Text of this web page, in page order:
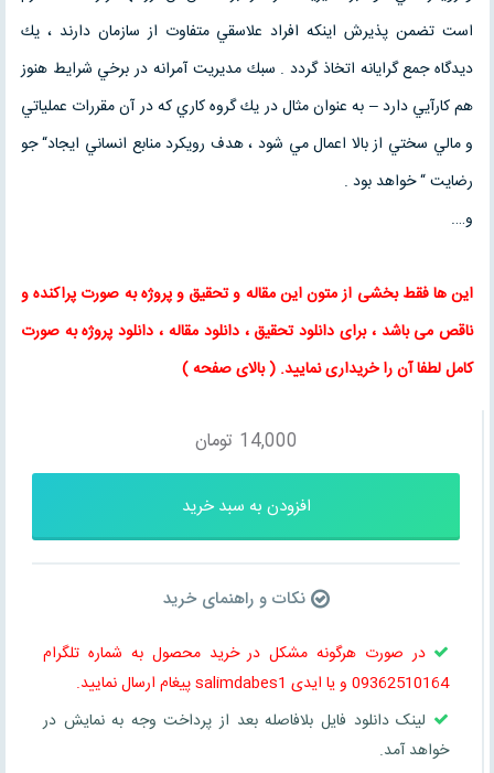
است تضمن پذيرش اينكه افراد علاسقي متفاوت از سازمان دارند ، يك
ديدگاه جمع گرايانه اتخاذ گردد . سبك مديريت آمرانه در برخي شرايط هنوز
هم كارآيي دارد – به عنوان مثال در يك گروه كاري كه در آن مقررات عملياتي
و مالي سختي از بالا اعمال مي شود ، هدف رويكرد منابع انساني ايجاد“ جو
رضايت “ خواهد بود .
و….
این ها فقط بخشی از متون اینمقاله وتحقیق و پروژه به صورت پراکنده و
ناقص می باشد ، برای دانلود تحقیق ،دانلود مقاله ، دانلود پروژه به صورت
کامل لطفا آن را خریداری نمایید. (بالای صفحه)
14,000 تومان
افزودن به سبد خرید
نکات و راهنمای خرید
در صورت هرگونه مشکل در خرید محصول به شماره تلگرام
09362510164 و یا ایدی salimdabes1 پیغام ارسال نمایید.
لینک دانلود فایل بلافاصله بعد از پرداخت وجه به نمایش در
خواهد آمد.